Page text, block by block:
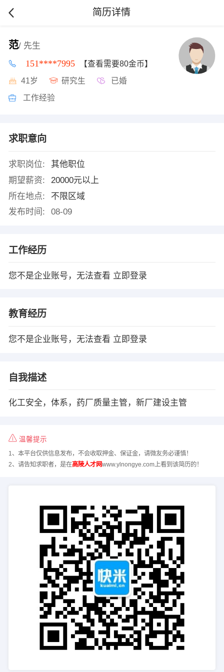
简历详情
范/ 先生
151****7995 【查看需要80金币】
41岁 研究生 已婚
工作经验
求职意向
求职岗位:
其他职位
期望薪资:
20000元以上
所在地点:
不限区域
发布时间:
08-09
工作经历
您不是企业账号，无法查看 立即登录
教育经历
您不是企业账号，无法查看 立即登录
自我描述
化工安全，体系，药厂质量主管，新厂建设主管
温馨提示
1、本平台仅供信息发布，不会收取押金、保证金，请微友务必谨慎！
2、请告知求职者，是在高陵人才网www.ylnongye.com上看到该简历的！